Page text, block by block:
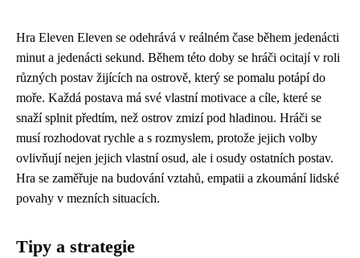
Hra Eleven Eleven se odehrává v reálném čase během jedenácti
minut a jedenácti sekund. Během této doby se hráči ocitají v roli
různých postav žijících na ostrově, který se pomalu potápí do
moře. Každá postava má své vlastní motivace a cíle, které se
snaží splnit předtím, než ostrov zmizí pod hladinou. Hráči se
musí rozhodovat rychle a s rozmyslem, protože jejich volby
ovlivňují nejen jejich vlastní osud, ale i osudy ostatních postav.
Hra se zaměřuje na budování vztahů, empatii a zkoumání lidské
povahy v mezních situacích.
Tipy a strategie